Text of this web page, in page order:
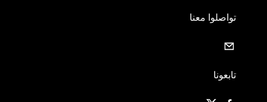
تواصلوا معنا
تابعونا